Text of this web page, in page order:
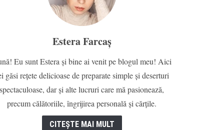
Estera Farcaș
Eu sunt Estera și bine ai venit pe blogul meu! Aici
găsi rețete delicioase de preparate simple și deserturi
spectaculoase, dar și alte lucruri care mă pasionează,
precum călătoriile, îngrijirea personală și cărțile.
CITEȘTE MAI MULT